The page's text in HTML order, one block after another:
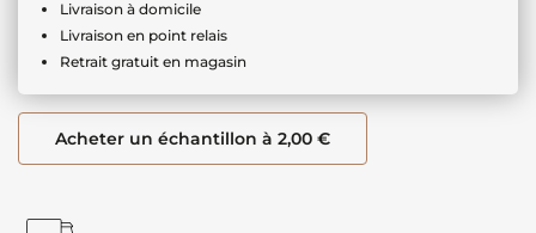
Livraison à domicile
Livraison en point relais
Retrait gratuit en magasin
Acheter un échantillon à 2,00 €